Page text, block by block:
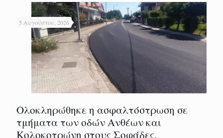
5 Αυγούστου, 2026
Ολοκληρώθηκε η ασφαλτόστρωση σε
τμήματα των οδών Ανθέων και
Κολοκοτρώνη στους Σοφάδες.